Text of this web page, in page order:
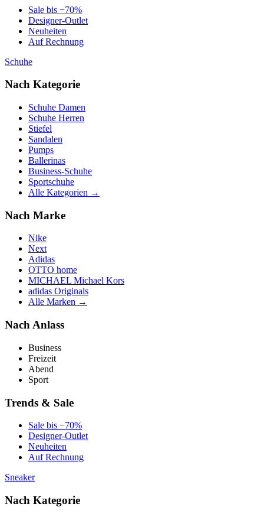
Sale bis −70%
Designer-Outlet
Neuheiten
Auf Rechnung
Schuhe
Nach Kategorie
Schuhe Damen
Schuhe Herren
Stiefel
Sandalen
Pumps
Ballerinas
Business-Schuhe
Sportschuhe
Alle Kategorien →
Nach Marke
Nike
Next
Adidas
OTTO home
MICHAEL Michael Kors
adidas Originals
Alle Marken →
Nach Anlass
Business
Freizeit
Abend
Sport
Trends & Sale
Sale bis −70%
Designer-Outlet
Neuheiten
Auf Rechnung
Sneaker
Nach Kategorie